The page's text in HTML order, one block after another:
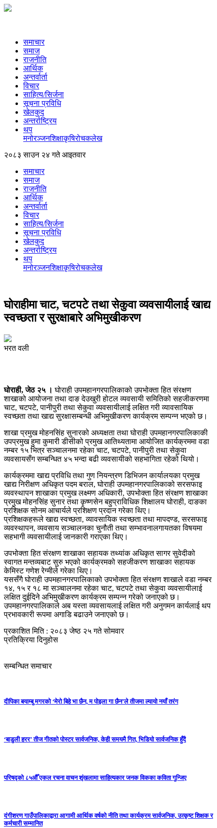
समाचार
समाज
राजनीति
आर्थिक
अन्तर्वार्ता
विचार
साहित्य/सिर्जना
सूचना प्रविधि
खेलकुद
अन्तर्राष्ट्रिय
थप
मनोरञ्‍जनशिक्षाकृषिरोचकलेख
२०८३ साउन २४ गते आइतवार
समाचार
समाज
राजनीति
आर्थिक
अन्तर्वार्ता
विचार
साहित्य/सिर्जना
सूचना प्रविधि
खेलकुद
अन्तर्राष्ट्रिय
थप
मनोरञ्‍जनशिक्षाकृषिरोचकलेख
घोराहीमा चाट, चटपटे तथा सेकुवा व्यवसायीलाई खाद्य
स्वच्छता र सुरक्षाबारे अभिमुखीकरण
भरत वली
घोराही, जेठ २५ । घोराही उपमहानगरपालिकाको उपभोक्ता हित संरक्षण
शाखाको आयोजना तथा दाङ देउखुरी होटल व्यवसायी समितिको सहजीकरणमा
चाट, चटपटे, पानीपुरी तथा सेकुवा व्यवसायीलाई लक्षित गरी व्यावसायिक
स्वच्छता तथा खाद्य सुरक्षासम्बन्धी अभिमुखीकरण कार्यक्रम सम्पन्न भएको छ।
शाखा प्रमुख मोहनसिंह सुनारको अध्यक्षता तथा घोराही उपमहानगरपालिकाकी
उपप्रमुख हुमा कुमारी डीसीको प्रमुख आतिथ्यतामा आयोजित कार्यक्रममा वडा
नम्बर १५ भित्र सञ्चालनमा रहेका चाट, चटपटे, पानीपुरी तथा सेकुवा
व्यवसायसँग सम्बन्धित ४५ भन्दा बढी व्यवसायीको सहभागिता रहेको थियो।
कार्यक्रममा खाद्य प्रविधि तथा गुण नियन्त्रण डिभिजन कार्यालयका प्रमुख
खाद्य निरीक्षण अधिकृत पदम बराल, घोराही उपमहानगरपालिकाको सरसफाइ
व्यवस्थापन शाखाका प्रमुख लक्ष्मण अधिकारी, उपभोक्ता हित संरक्षण शाखाका
प्रमुख मोहनसिंह सुनार तथा कृष्णसेन बहुप्राविधिक शिक्षालय घोराही, दाङका
प्रशिक्षक सोनम आचार्यले प्रशिक्षण प्रदान गरेका थिए।
प्रशिक्षकहरूले खाद्य स्वच्छता, व्यावसायिक स्वच्छता तथा मापदण्ड, सरसफाइ
व्यवस्थापन, व्यवसाय सञ्चालनका चुनौती तथा सम्भावनालगायतका विषयमा
सहभागी व्यवसायीलाई जानकारी गराएका थिए।
उपभोक्ता हित संरक्षण शाखाका सहायक तथ्यांक अधिकृत सागर सुवेदीको
स्वागत मन्तव्यबाट सुरु भएको कार्यक्रमको सहजीकरण शाखाका सहायक
केमिस्ट गणेश रेग्मीले गरेका थिए।
यससँगै घोराही उपमहानगरपालिकाको उपभोक्ता हित संरक्षण शाखाले वडा नम्बर
१४, १५ र १८ मा सञ्चालनमा रहेका चाट, चटपटे तथा सेकुवा व्यवसायीलाई
लक्षित दुईदिने अभिमुखीकरण कार्यक्रम सम्पन्न गरेको जनाएको छ।
उपमहानगरपालिकाले अब यस्ता व्यवसायलाई लक्षित गरी अनुगमन कार्यलाई थप
प्रभावकारी रूपमा अगाडि बढाउने जनाएको छ।
प्रकाशित मिति : २०८३ जेष्ठ २५ गते सोमवार
प्रतिक्रिया दिनुहोस
सम्बन्धित समाचार
दीपिका बयाम्बु मगरको ‘मेरो बिहे भा छैन, म पोइला गा छैन’ले तीजमा ल्यायो नयाँ तरंग
‘बाडुली हरर’ तीज गीतको पोस्टर सार्वजनिक, केही समयमै गित, भिडियो सार्वजनिक हुँदै
परिषद्को ८५औँ एकल रचना वाचन शृंखलामा साहित्यकार जनक विकका कविता गुन्जिए
दंगीशरण गाउँपालिकाद्वारा आगामी आर्थिक वर्षको नीति तथा कार्यक्रम सार्वजनिक, उत्कृष्ट शिक्षक र
कर्मचारी सम्मानित